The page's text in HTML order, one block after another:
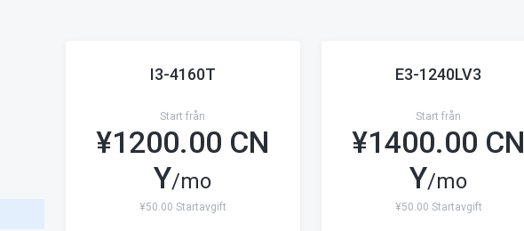
I3-4160T
Start från
¥1200.00 CN
Y/mo
¥50.00 Startavgift
E3-1240LV3
Start från
¥1400.00 CN
Y/mo
¥50.00 Startavgift